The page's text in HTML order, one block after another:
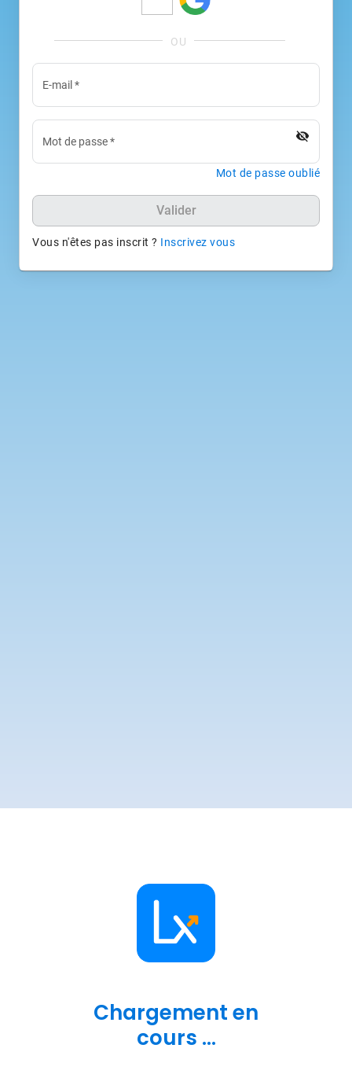
E-mail *
Mot de passe* visibility_off
Mot de passe oublié
Valider
Vous n'êtes pas inscrit ? Inscrivez vous
Chargement en
cours ...